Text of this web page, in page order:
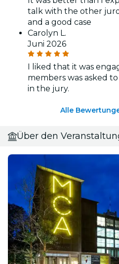
talk with the other
and a good case
Carolyn L.
Juni 2026
I liked that it was
members was asked
in the jury.
Alle
Über den